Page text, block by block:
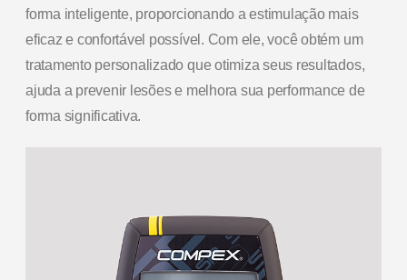
forma inteligente, proporcionando a estimulação mais
eficaz e confortável possível. Com ele, você obtém um
tratamento personalizado que otimiza seus resultados,
ajuda a prevenir lesões e melhora sua performance de
forma significativa.